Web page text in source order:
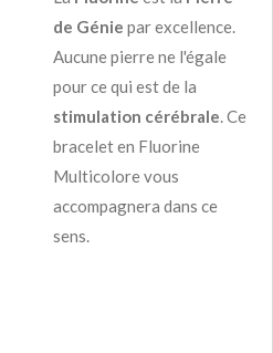
de Génie par excellence.
Aucune pierre ne l'égale
pour ce qui est de la
stimulation cérébrale. Ce
bracelet en Fluorine
Multicolore vous
accompagnera dans ce
sens.